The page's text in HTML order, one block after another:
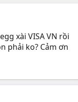
xài VISA VN rồi
phải ko? Cảm ơn